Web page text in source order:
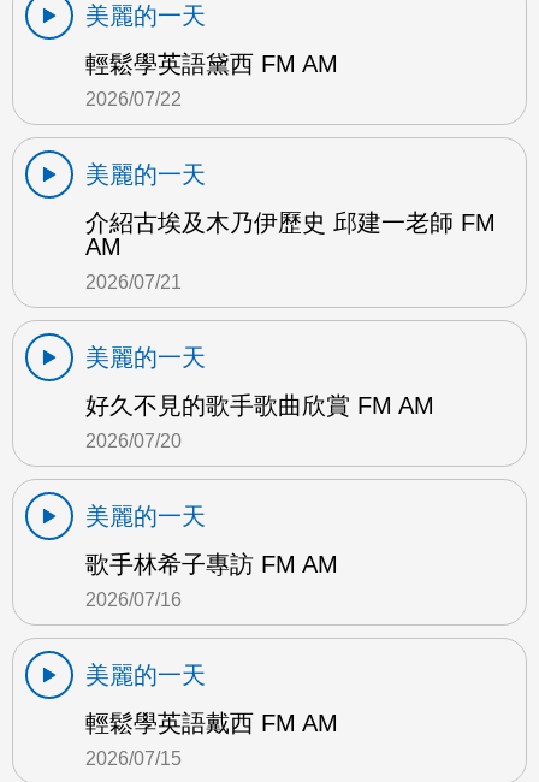
美麗的一天
輕鬆學英語黛西 FM AM
2026/07/22
美麗的一天
介紹古埃及木乃伊歷史 邱建一老師 FM
AM
2026/07/21
美麗的一天
好久不見的歌手歌曲欣賞 FM AM
2026/07/20
美麗的一天
歌手林希子專訪 FM AM
2026/07/16
美麗的一天
輕鬆學英語戴西 FM AM
2026/07/15